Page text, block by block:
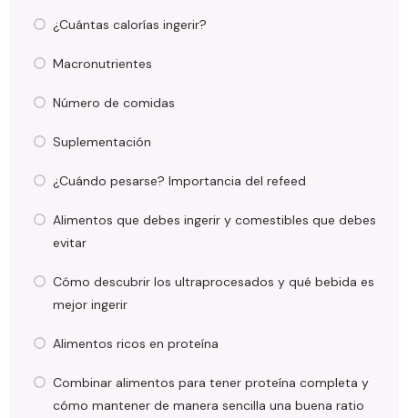
¿Cuántas calorías ingerir?
Macronutrientes
Número de comidas
Suplementación
¿Cuándo pesarse? Importancia del refeed
Alimentos que debes ingerir y comestibles que debes
evitar
Cómo descubrir los ultraprocesados y qué bebida es
mejor ingerir
Alimentos ricos en proteína
Combinar alimentos para tener proteína completa y
cómo mantener de manera sencilla una buena ratio